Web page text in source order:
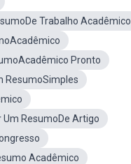
Trabalho Acadêmico
Pronto
ResumoSimples
Um ResumoDe Artigo
Acadêmico